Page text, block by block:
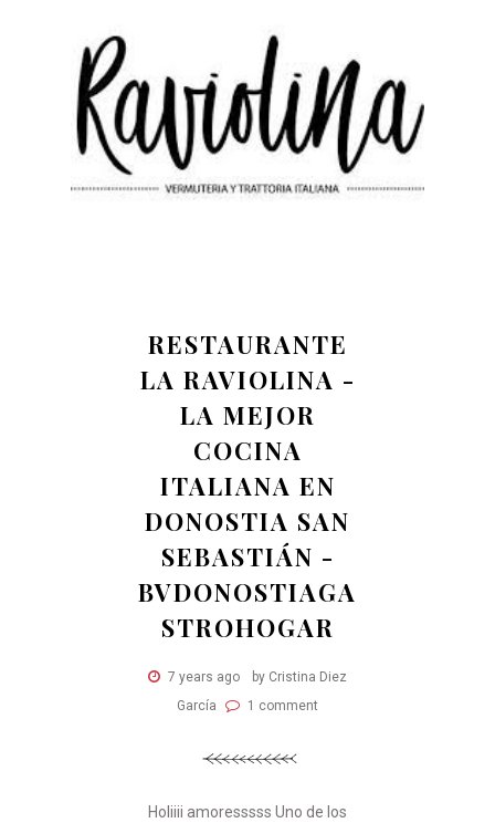
RESTAURANTE
LA RAVIOLINA -
LA MEJOR
COCINA
ITALIANA EN
DONOSTIA SAN
SEBASTIÁN -
BVDONOSTIAGA
STROHOGAR
7 years ago
by Cristina Diez
García
1 comment
Holiiii amoresssss Uno de los